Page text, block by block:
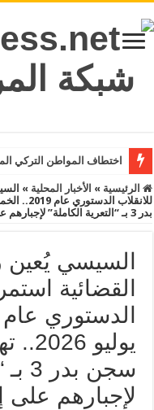
اختطاف المواطن التركي
الرئيسية » الأخبار المحلية »
بدر 3 بـ “التعرية الكاملة” لإجبارهم على إنهاء إضرابهم
السيسي يُعين
القضائية
لإجبارهم على